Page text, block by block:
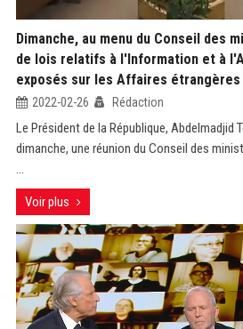
Dimanche, au menu du Conseil des
de lois relatifs à l'Information et à
exposés sur les Affaires
2022-02-26 Rédaction
Le Président de la République, Abdelmadjid
dimanche, une réunion du Conseil des
...
Voir plus